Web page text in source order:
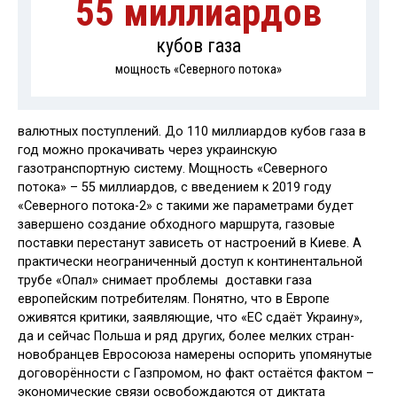
55 миллиардов
кубов газа
мощность «Северного потока»
валютных поступлений. До 110 миллиардов кубов газа в
год можно прокачивать через украинскую
газотранспортную систему. Мощность «Северного
потока» – 55 миллиардов, с введением к 2019 году
«Северного потока-2» с такими же параметрами будет
завершено создание обходного маршрута, газовые
поставки перестанут зависеть от настроений в Киеве. А
практически неограниченный доступ к континентальной
трубе «Опал» снимает проблемы доставки газа
европейским потребителям. Понятно, что в Европе
оживятся критики, заявляющие, что «ЕС сдаёт Украину»,
да и сейчас Польша и ряд других, более мелких стран-
новобранцев Евросоюза намерены оспорить упомянутые
договорённости с Газпромом, но факт остаётся фактом –
экономические связи освобождаются от диктата